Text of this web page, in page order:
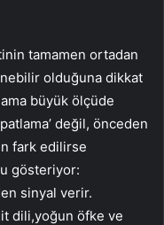
tamamen ortadan
olduğuna dikkat
büyük ölçüde
değil, önceden
fark edilirse
gösteriyor:
sinyal verir.
dili,yoğun öfke ve